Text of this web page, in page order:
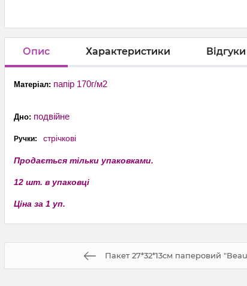
Опис Характеристики Відгуки
Матеріал: папір 170г/м2
Дно: подвійне
Ручки: стрічкові
Продається тільки упаковками.
12 шт. в упаковці
Ціна за 1 уп.
Пакет 27*32*13см паперовий